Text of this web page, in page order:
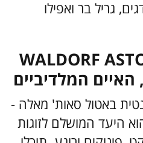
גריל בר ואפילו
WALDORF
באטול סאות' מאלה -
היעד המושלם לזוגות